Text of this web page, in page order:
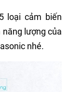
loại cảm biến
lượng của
nhé.